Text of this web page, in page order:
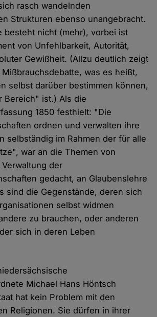
rasch wandelnden
Strukturen ebenso unangebracht.
besteht nicht (mehr), vorbei ist
von Unfehlbarkeit, Autorität,
Gewißheit. (Allzu deutlich zeigt
was es heißt,
selbst darüber bestimmen können,
Bereich" ist.) Als die
1850 festhielt: "Die
ordnen und verwalten ihre
selbständig im Rahmen der für alle
war an die Themen von
der
gedacht, an Glaubenslehre
sind die Gegenstände, deren sich
selbst widmen
zu brauchen, oder anderen
sich in deren Leben
Michael Hans Höntsch
hat kein Problem mit den
Religionen. Sie dürfen in ihrer